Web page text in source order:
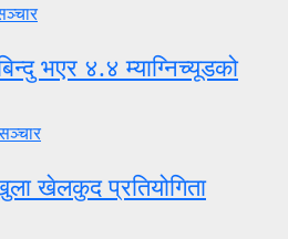
भएर ४.४ म्याग्निच्यूडको
खेलकुद प्रतियोगिता